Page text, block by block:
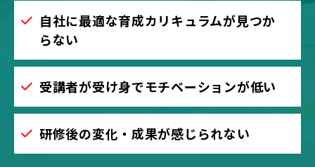
自社に最適な育成カリキュラムが見つか
らない
受講者が受け身でモチベーションが低い
研修後の変化・成果が感じられない